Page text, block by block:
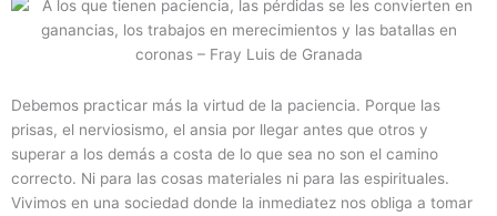
Debemos practicar más la virtud de la paciencia. Porque las
prisas, el nerviosismo, el ansia por llegar antes que otros y
superar a los demás a costa de lo que sea no son el camino
correcto. Ni para las cosas materiales ni para las espirituales.
Vivimos en una sociedad donde la inmediatez nos obliga a tomar